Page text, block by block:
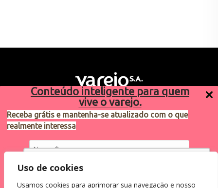
Conteúdo inteligente para quem
vive o varejo.
Receba grátis e mantenha-se atualizado com o que
realmente interessa
Utilizamos cookies para oferecer melhor
Uso de cookies
Usamos cookies para aprimorar sua navegação e nosso
Sugestões de pauta
varejosa@cndl.org.br